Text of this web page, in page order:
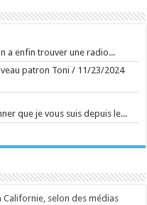
à
de
a enfin trouver une radio...
patron Toni / 11/23/2024
que je vous suis depuis le...
selon des médias